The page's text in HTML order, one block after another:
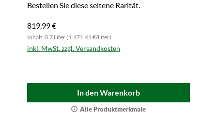
Bestellen Sie diese seltene Rarität.
819,99 €
Inhalt: 0.7 Liter (1.171,41 €/Liter)
inkl. MwSt. zzgl. Versandkosten
In den Warenkorb
Alle Produktmerkmale